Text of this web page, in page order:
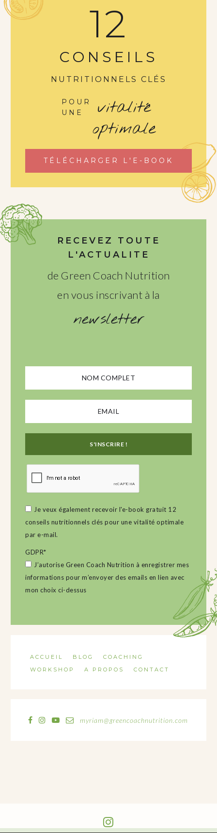
12
CONSEILS
NUTRITIONNELS CLÉS
POUR
UNE
vitalité
optimale
TÉLÉCHARGER L'E-BOOK
RECEVEZ TOUTE
L'ACTUALITE
de Green Coach Nutrition
en vous inscrivant à la
newsletter
Je veux également recevoir l'e-book gratuit 12
conseils nutritionnels clés pour une vitalité optimale
par e-mail.
GDPR*
J’autorise Green Coach Nutrition à enregistrer mes
informations pour m’envoyer des emails en lien avec
mon choix ci-dessus
ACCUEIL BLOG
COACHING
WORKSHOP
A PROPOS CONTACT
myriam@greencoachnutrition.com